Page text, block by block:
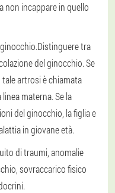
non incappare in quello
Distinguere tra
del ginocchio. Se
artrosi è chiamata
materna. Se la
del ginocchio, la figlia e
in giovane età.
di traumi, anomalie
sovraccarico fisico